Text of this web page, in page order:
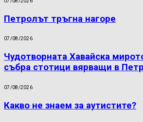
Петролът тръгна нагоре
07/08/2026
Чудотворната Хавайска
събра стотици вярващи в
07/08/2026
Какво не знаем за аутистите?